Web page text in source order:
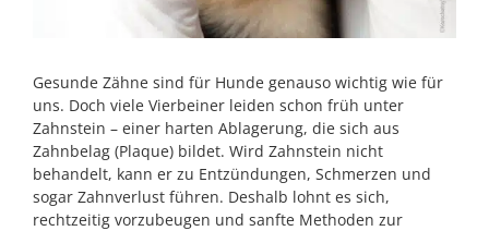
Gesunde Zähne sind für Hunde genauso wichtig wie für
uns. Doch viele Vierbeiner leiden schon früh unter
Zahnstein – einer harten Ablagerung, die sich aus
Zahnbelag (Plaque) bildet. Wird Zahnstein nicht
behandelt, kann er zu Entzündungen, Schmerzen und
sogar Zahnverlust führen. Deshalb lohnt es sich,
rechtzeitig vorzubeugen und sanfte Methoden zur